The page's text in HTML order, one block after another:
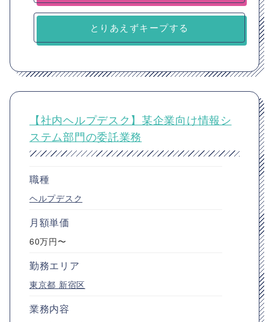
とりあえずキープする
【社内ヘルプデスク】某企業向け情報シ
ステム部門の委託業務
職種
ヘルプデスク
月額単価
60万円〜
勤務エリア
東京都 新宿区
業務内容